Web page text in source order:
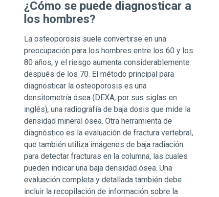
¿Cómo se puede diagnosticar a
los hombres?
La osteoporosis suele convertirse en una
preocupación para los hombres entre los 60 y los
80 años, y el riesgo aumenta considerablemente
después de los 70. El método principal para
diagnosticar la osteoporosis es una
densitometría ósea (DEXA, por sus siglas en
inglés), una radiografía de baja dosis que mide la
densidad mineral ósea. Otra herramienta de
diagnóstico es la evaluación de fractura vertebral,
que también utiliza imágenes de baja radiación
para detectar fracturas en la columna, las cuales
pueden indicar una baja densidad ósea. Una
evaluación completa y detallada también debe
incluir la recopilación de información sobre la